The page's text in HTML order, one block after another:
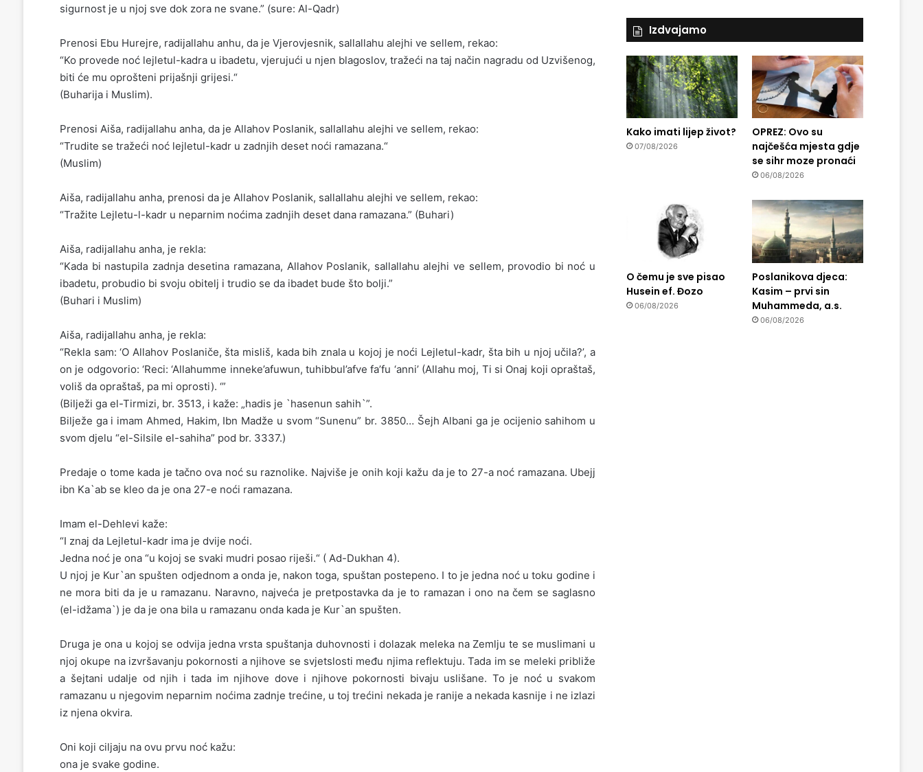
sigurnost je u njoj sve dok zora ne svane.” (sure: Al-Qadr)
Prenosi Ebu Hurejre, radijallahu anhu, da je Vjerovjesnik, sallallahu alejhi ve sellem, rekao:
“Ko provede noć lejletul-kadra u ibadetu, vjerujući u njen blagoslov, tražeći na taj način nagradu od Uzvišenog,
biti će mu oprošteni prijašnji grijesi.“
(Buharija i Muslim).
Prenosi Aiša, radijallahu anha, da je Allahov Poslanik, sallallahu alejhi ve sellem, rekao:
“Trudite se tražeći noć lejletul-kadr u zadnjih deset noći ramazana.“
(Muslim)
Aiša, radijallahu anha, prenosi da je Allahov Poslanik, sallallahu alejhi ve sellem, rekao:
“Tražite Lejletu-l-kadr u neparnim noćima zadnjih deset dana ramazana.” (Buhari)
Aiša, radijallahu anha, je rekla:
“Kada bi nastupila zadnja desetina ramazana, Allahov Poslanik, sallallahu alejhi ve sellem, provodio bi noć u
ibadetu, probudio bi svoju obitelj i trudio se da ibadet bude što bolji.”
(Buhari i Muslim)
Aiša, radijallahu anha, je rekla:
“Rekla sam: ‘O Allahov Poslaniče, šta misliš, kada bih znala u kojoj je noći Lejletul-kadr, šta bih u njoj učila?’, a
on je odgovorio: ‘Reci: ‘Allahumme inneke’afuwun, tuhibbul’afve fa’fu ‘anni’ (Allahu moj, Ti si Onaj koji opraštaš,
voliš da opraštaš, pa mi oprosti). ‘”
(Bilježi ga el-Tirmizi, br. 3513, i kaže: „hadis je `hasenun sahih`”.
Bilježe ga i imam Ahmed, Hakim, Ibn Madže u svom “Sunenu” br. 3850… Šejh Albani ga je ocijenio sahihom u
svom djelu “el-Silsile el-sahiha” pod br. 3337.)
Predaje o tome kada je tačno ova noć su raznolike. Najviše je onih koji kažu da je to 27-a noć ramazana. Ubejj
ibn Ka`ab se kleo da je ona 27-e noći ramazana.
Imam el-Dehlevi kaže:
“I znaj da Lejletul-kadr ima je dvije noći.
Jedna noć je ona “u kojoj se svaki mudri posao riješi.“ ( Ad-Dukhan 4).
U njoj je Kur`an spušten odjednom a onda je, nakon toga, spuštan postepeno. I to je jedna noć u toku godine i
ne mora biti da je u ramazanu. Naravno, najveća je pretpostavka da je to ramazan i ono na čem se saglasno
(el-idžama`) je da je ona bila u ramazanu onda kada je Kur`an spušten.
Druga je ona u kojoj se odvija jedna vrsta spuštanja duhovnosti i dolazak meleka na Zemlju te se muslimani u
njoj okupe na izvršavanju pokornosti a njihove se svjetslosti među njima reflektuju. Tada im se meleki približe
a šejtani udalje od njih i tada im njihove dove i njihove pokornosti bivaju uslišane. To je noć u svakom
ramazanu u njegovim neparnim noćima zadnje trećine, u toj trećini nekada je ranije a nekada kasnije i ne izlazi
iz njena okvira.
Oni koji ciljaju na ovu prvu noć kažu:
ona je svake godine.
Izdvajamo
Kako imati lijep život?
07/08/2026
OPREZ: Ovo su
najčešća mjesta gdje
se sihr moze pronaći
06/08/2026
O čemu je sve pisao
Husein ef. Đozo
06/08/2026
Poslanikova djeca:
Kasim – prvi sin
Muhammeda, a.s.
06/08/2026